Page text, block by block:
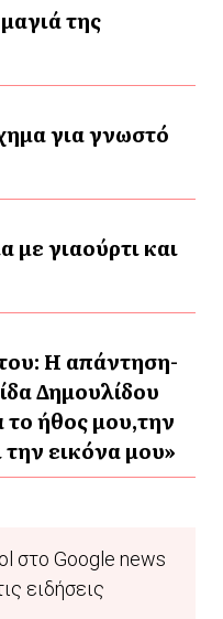
της
για γνωστό
με γιαούρτι και
Η απάντηση-
Δημουλίδου
το ήθος μου,την
την εικόνα μου»
στο Google news
ειδήσεις